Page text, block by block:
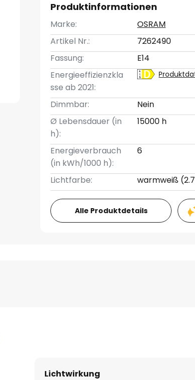
Produktinformationen
Marke:
OSRAM
Artikel Nr.:
7262490
Fassung:
E14
Energieeffizienzkla
sse ab 2021:
Dimmbar:
Nein
Ø Lebensdauer (in
h):
15000 h
Energieverbrauch
(in kWh/1000 h):
6
Lichtfarbe: warmweiß
Alle Produktdetails
Lichtwirkung